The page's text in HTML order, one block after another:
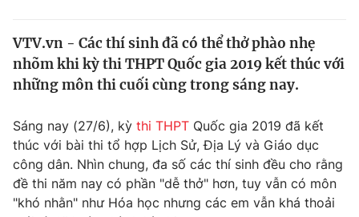
Thế giới
Tin tức
Câu chuyện quốc tế
Kinh tế
Tài chính
Thị trường
Góc doanh nghiệp
Dữ liệu và đời sống
Truyền hình
VTV.vn - Các thí sinh đã có thể thở phào nhẹ
nhõm khi kỳ thi THPT Quốc gia 2019 kết thúc với
những môn thi cuối cùng trong sáng nay.
Sáng nay (27/6), kỳ thi THPT Quốc gia 2019 đã kết
thúc với bài thi tổ hợp Lịch Sử, Địa Lý và Giáo dục
công dân. Nhìn chung, đa số các thí sinh đều cho rằng
đề thi năm nay có phần "dễ thở" hơn, tuy vẫn có môn
"khó nhằn" như Hóa học nhưng các em vẫn khá thoải